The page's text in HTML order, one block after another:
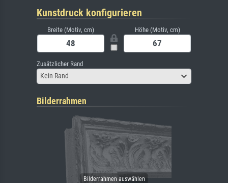
Kunstdruck konfigurieren
Breite (Motiv, cm) Höhe (Motiv, cm)
Zusätzlicher Rand
Kein Rand
Bilderrahmen